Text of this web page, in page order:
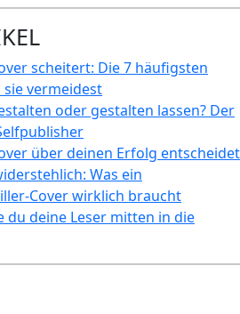
scheitert: Die 7 häufigsten
sie vermeidest
oder gestalten lassen? Der
über deinen Erfolg entscheidet
Was ein
Cover wirklich braucht
du deine Leser mitten in die